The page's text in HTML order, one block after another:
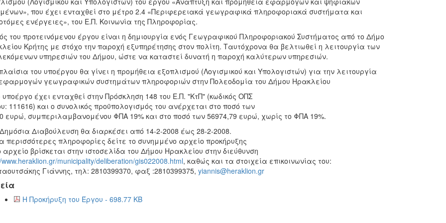
που έχει ενταχθεί στο μέτρο 2.4 «Περιφερειακά γεωγραφικά πληροφοριακά συστήματα και
ενέργειες», του Ε.Π. Κοινωνία της Πληροφορίας.
του προτεινόμενου έργου είναι η δημιουργία ενός Γεωγραφικού Πληροφοριακού Συστήματος από το Δήμο
Κρήτης με στόχο την παροχή εξυπηρέτησης στον πολίτη. Ταυτόχρονα θα βελτιωθεί η λειτουργία των
υπηρεσιών του Δήμου, ώστε να καταστεί δυνατή η παροχή καλύτερων υπηρεσιών.
του υποέργου θα γίνει η προμήθεια εξοπλισμού (Λογισμικού και Υπολογιστών) για την λειτουργία
γεωγραφικών συστημάτων πληροφοριών στην Πολεοδομία του Δήμου Ηρακλείου
υποέργο έχει ενταχθεί στην Πρόσκληση 148 του Ε.Π. "ΚτΠ" (κωδικός ΟΠΣ
111616) και ο συνολικός προϋπολογισμός του ανέρχεται στο ποσό των
ευρώ, συμπεριλαμβανομένου ΦΠΑ 19% και στο ποσό των 56974,79 ευρώ, χωρίς το ΦΠΑ 19%.
Διαβούλευση θα διαρκέσει από 14-2-2008 έως 28-2-2008.
περισσότερες πληροφορίες δείτε το συνημμένο αρχείο προκήρυξης
αρχείο βρίσκεται στην ιστοσελίδα του Δήμου Ηρακλείου στην διεύθυνση
municipality/deliberation/gis022008.html, καθώς και τα στοιχεία επικοινωνίας του:
Γιάννης, τηλ: 2810399370, φαξ :2810399375, yiannis@heraklion.gr
Η Προκήρυξη του Έργου - 698.77 KB